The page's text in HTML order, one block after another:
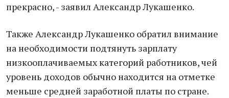
прекрасно, - заявил Александр Лукашенко.
Также Александр Лукашенко обратил внимание
на необходимости подтянуть зарплату
низкооплачиваемых категорий работников, чей
уровень доходов обычно находится на отметке
меньше средней заработной платы по стране.